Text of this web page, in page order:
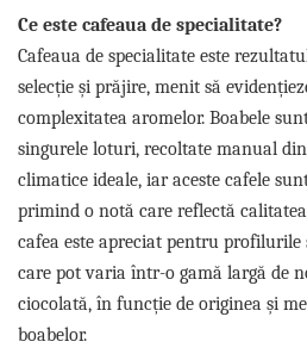
Lapte instant
Pliculete Zahar si Miere
Siropuri
Topping
Aparate SH
Promotii
Stabilizatoare tensiune
Piese schimb espressoare
Accesorii si intretinere
Curatare
Ce este cafeaua de specialitate?
Cafeaua de specialitate este
selecție și prăjire, menit să
complexitatea aromelor. Boabele
singurele loturi, recoltate manual
climatice ideale, iar aceste cafele
primind o notă care reflectă
cafea este apreciat pentru profilurile
care pot varia într-o gamă largă de
ciocolată, în funcție de originea și
boabelor.